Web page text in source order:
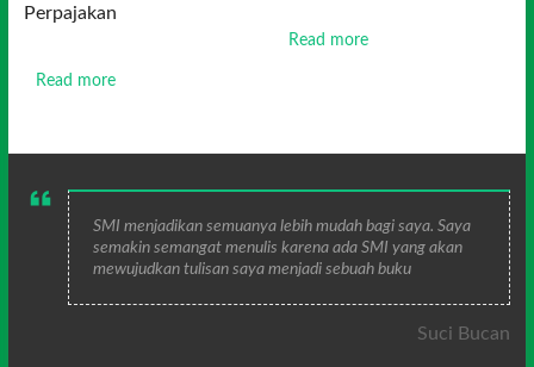
Perpajakan
Read more
Read more
SMI menjadikan semuanya lebih mudah bagi saya. Saya
semakin semangat menulis karena ada SMI yang akan
mewujudkan tulisan saya menjadi sebuah buku
Suci Bucan